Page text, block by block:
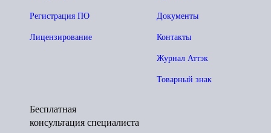
Документы
Контакты
Журнал Аттэк
Товарный знак
Регистрация ПО
Лицензирование
Бесплатная
консультация специалиста